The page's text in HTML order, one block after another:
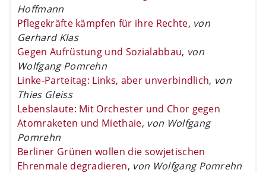
Hoffmann
Pflegekräfte kämpfen für ihre Rechte, von
Gerhard Klas
Gegen Aufrüstung und Sozialabbau, von
Wolfgang Pomrehn
Linke-Parteitag: Links, aber unverbindlich, von
Thies Gleiss
Lebenslaute: Mit Orchester und Chor gegen
Atomraketen und Miethaie, von Wolfgang
Pomrehn
Berliner Grünen wollen die sowjetischen
Ehrenmale degradieren, von Wolfgang Pomrehn